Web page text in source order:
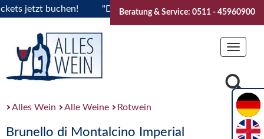
jetzt buchen! "Das Sommerfest 2026" Vive la
Beratung & Service: 0511 - 45960900
Toggle
Alles Wein Alle Weine Rotwein
Brunello di Montalcino Imperial